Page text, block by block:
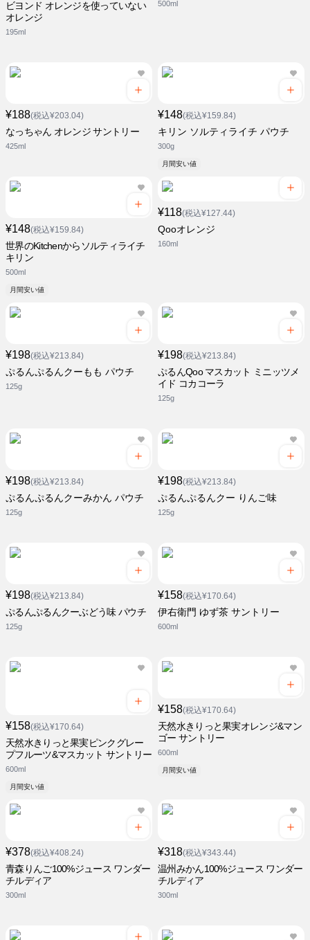
ビヨンド オレンジを使っていない
オレンジ
195ml
500ml
¥188(税込¥203.04)
なっちゃん オレンジ サントリー
425ml
¥148(税込¥159.84)
キリン ソルティライチ パウチ
300g
月間安い値
¥148(税込¥159.84)
世界のKitchenからソルティライチ
キリン
500ml
月間安い値
¥118(税込¥127.44)
Qooオレンジ
160ml
¥198(税込¥213.84)
ぷるんぷるんクーもも パウチ
125g
¥198(税込¥213.84)
ぷるんQoo マスカット ミニッツメ
イド コカコーラ
125g
¥198(税込¥213.84)
ぷるんぷるんクーみかん パウチ
125g
¥198(税込¥213.84)
ぷるんぷるんクー りんご味
125g
¥198(税込¥213.84)
ぷるんぷるんクーぶどう味 パウチ
125g
¥158(税込¥170.64)
伊右衛門 ゆず茶 サントリー
600ml
¥158(税込¥170.64)
天然水きりっと果実ピンクグレー
プフルーツ&マスカット サントリー
600ml
月間安い値
¥158(税込¥170.64)
天然水きりっと果実オレンジ&マン
ゴー サントリー
600ml
月間安い値
¥378(税込¥408.24)
青森りんご100%ジュース ワンダー
チルディア
300ml
¥318(税込¥343.44)
温州みかん100%ジュース ワンダー
チルディア
300ml